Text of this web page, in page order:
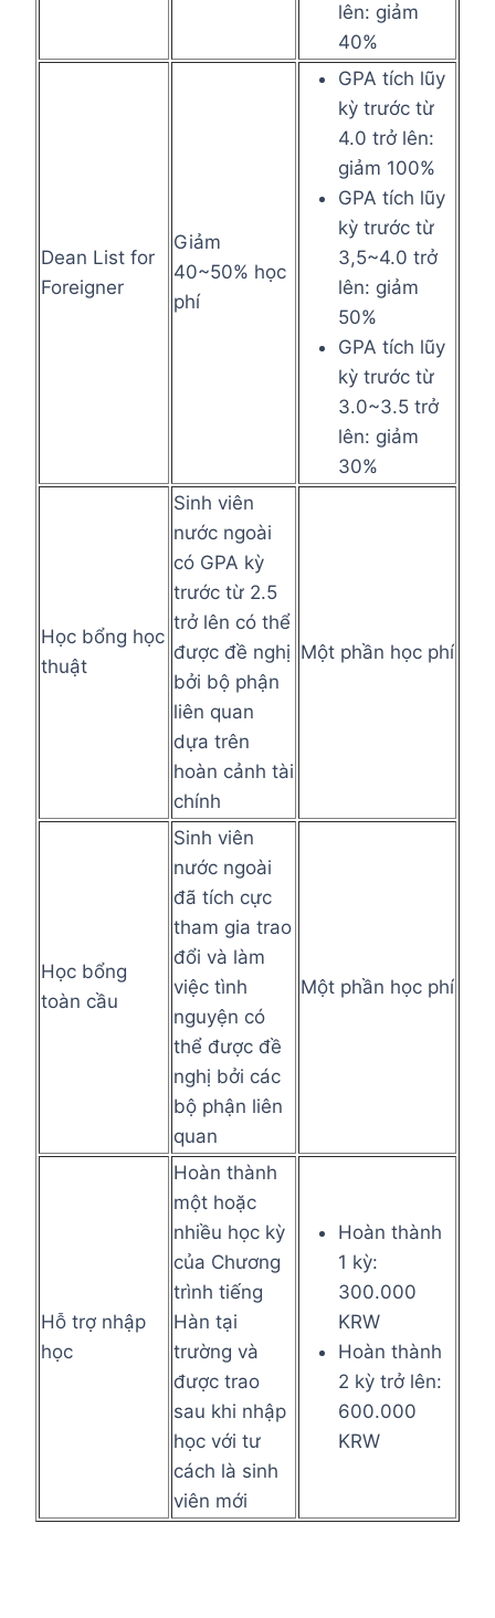
lên: giảm
40%
Dean List for
Foreigner
Giảm
40~50% học
phí
GPA tích lũy
kỳ trước từ
4.0 trở lên:
giảm 100%
GPA tích lũy
kỳ trước từ
3,5~4.0 trở
lên: giảm
50%
GPA tích lũy
kỳ trước từ
3.0~3.5 trở
lên: giảm
30%
Học bổng học
thuật
Sinh viên
nước ngoài
có GPA kỳ
trước từ 2.5
trở lên có thể
được đề nghị
bởi bộ phận
liên quan
dựa trên
hoàn cảnh tài
chính
Một phần học phí
Học bổng
toàn cầu
Sinh viên
nước ngoài
đã tích cực
tham gia trao
đổi và làm
việc tình
nguyện có
thể được đề
nghị bởi các
bộ phận liên
quan
Một phần học phí
Hỗ trợ nhập
học
Hoàn thành
một hoặc
nhiều học kỳ
của Chương
trình tiếng
Hàn tại
trường và
được trao
sau khi nhập
học với tư
cách là sinh
viên mới
Hoàn thành
1 kỳ:
300.000
KRW
Hoàn thành
2 kỳ trở lên:
600.000
KRW